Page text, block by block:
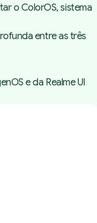
o ColorOS, sistema
entre as três
e da Realme UI